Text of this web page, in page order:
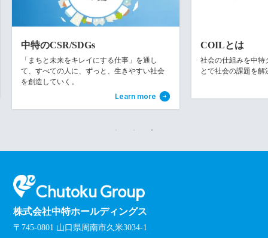
中特のCSR/SDGs
「まちと未来をキレイにする仕事」を通し
て、すべての人に、ずっと、生きやすい社会
を創造していく。
Learn more
COILとは
社会の仕組みを中特
とで社会の課題を解
株式会社中特ホールディングス
〒745-0801 山口県周南市久米3034-1